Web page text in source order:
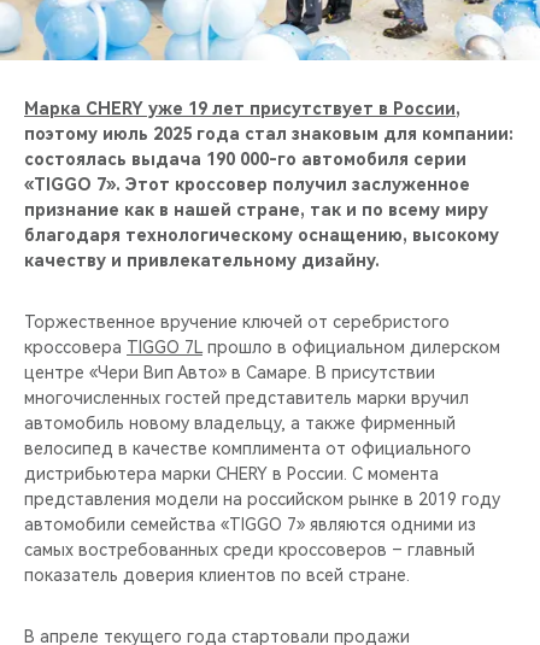
CHERY И СПОРТ
НАШИ МЕРОПРИЯТИЯ
ВИДЕООБЗОРЫ
CHERY ДЛЯ ДЕТЕЙ
Марка CHERY уже 19 лет присутствует в России,
поэтому июль 2025 года стал знаковым для компании:
состоялась выдача 190 000-го автомобиля серии
«TIGGO 7». Этот кроссовер получил заслуженное
признание как в нашей стране, так и по всему миру
благодаря технологическому оснащению, высокому
качеству и привлекательному дизайну.
Торжественное вручение ключей от серебристого
кроссовера TIGGO 7L прошло в официальном дилерском
центре «Чери Вип Авто» в Самаре. В присутствии
многочисленных гостей представитель марки вручил
автомобиль новому владельцу, а также фирменный
велосипед в качестве комплимента от официального
дистрибьютера марки CHERY в России. С момента
представления модели на российском рынке в 2019 году
автомобили семейства «TIGGO 7» являются одними из
самых востребованных среди кроссоверов – главный
показатель доверия клиентов по всей стране.
В апреле текущего года стартовали продажи